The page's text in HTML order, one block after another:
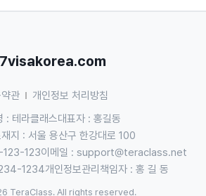
관
개인정보 처리방침
: 테라클래스대표자 : 홍길동
지 : 서울 용산구 한강대로 100
123-123이메일 : support@teraclass.net
1234개인정보관리책임자 : 홍 길 동
TeraClass. All rights reserved.